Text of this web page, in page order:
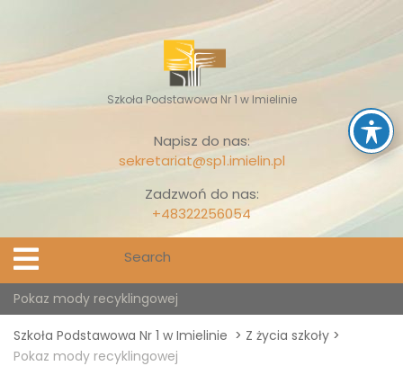
content
Szkoła Podstawowa Nr 1 w Imielinie
Napisz do nas:
sekretariat@sp1.imielin.pl
Zadzwoń do nas:
+48322256054
Open
Menu
Pokaz mody recyklingowej
Szkoła Podstawowa Nr 1 w Imielinie > Z życia szkoły >
Pokaz mody recyklingowej